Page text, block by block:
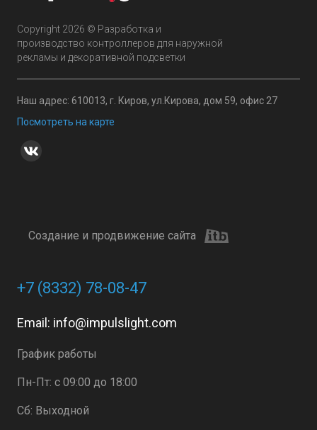
Copyright 2026 © Разработка и
производство контроллеров для наружной
рекламы и декоративной подсветки
Наш адрес: 610013, г. Киров, ул.Кирова, дом 59, офис 27
Посмотреть на карте
Создание и продвижение сайта
+7 (8332) 78-08-47
Email: info@impulslight.com
График работы
Пн-Пт: с 09:00 до 18:00
Сб: Выходной